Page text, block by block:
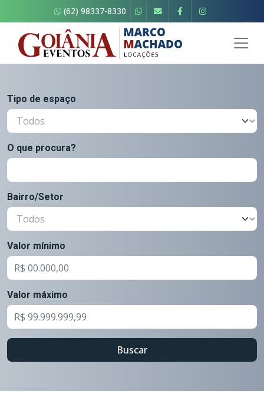
(62) 98337-8330
Tipo de espaço
O que procura?
Bairro/Setor
Valor mínimo
Valor máximo
Buscar